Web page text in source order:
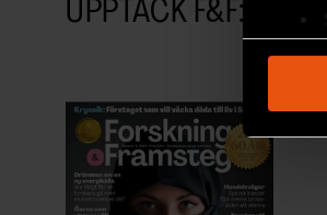
Ta
Vi
till de
UPPTÄCK F&F:S